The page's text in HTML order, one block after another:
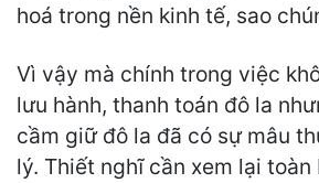
hoá trong nền kinh tế, sao
Vì vậy mà chính trong việc
lưu hành, thanh toán đô la
cầm giữ đô la đã có sự mâu
lý. Thiết nghĩ cần xem lại